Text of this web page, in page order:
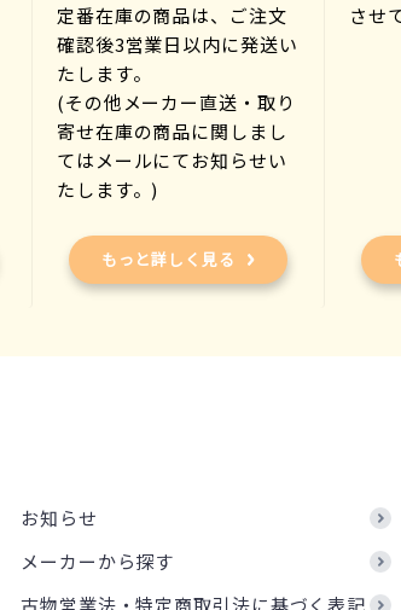
定番在庫の商品は、ご注文
確認後3営業日以内に発送い
たします。
(その他メーカー直送・取り
寄せ在庫の商品に関しまし
てはメールにてお知らせい
たします。)
もっと詳しく見る
させ
お知らせ
メーカーから探す